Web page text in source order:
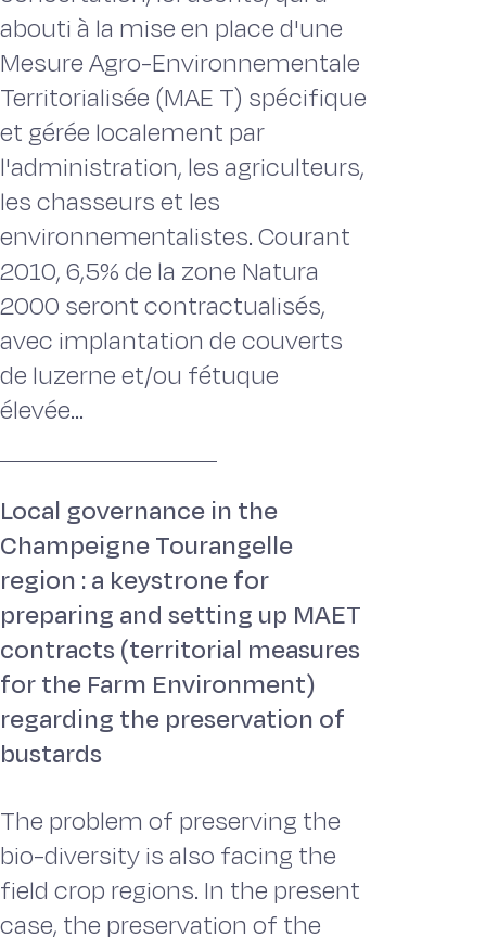
abouti à la mise en place d'une
Mesure Agro-Environnementale
Territorialisée (MAE T) spécifique
et gérée localement par
l'administration, les agriculteurs,
les chasseurs et les
environnementalistes. Courant
2010, 6,5% de la zone Natura
2000 seront contractualisés,
avec implantation de couverts
de luzerne et/ou fétuque
élevée...
Local governance in the
Champeigne Tourangelle
region : a keystrone for
preparing and setting up MAET
contracts (territorial measures
for the Farm Environment)
regarding the preservation of
bustards
The problem of preserving the
bio-diversity is also facing the
field crop regions. In the present
case, the preservation of the